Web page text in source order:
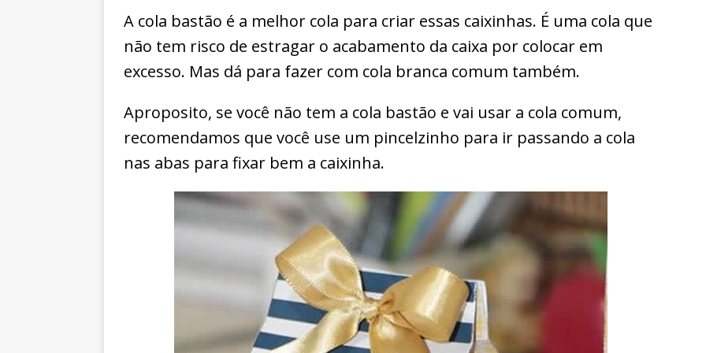
A cola bastão é a melhor cola para criar essas caixinhas. É uma cola que
não tem risco de estragar o acabamento da caixa por colocar em
excesso. Mas dá para fazer com cola branca comum também.
Aproposito, se você não tem a cola bastão e vai usar a cola comum,
recomendamos que você use um pincelzinho para ir passando a cola
nas abas para fixar bem a caixinha.